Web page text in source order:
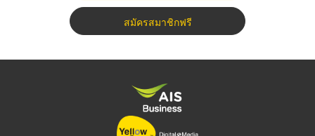
สมัครสมาชิกฟรี